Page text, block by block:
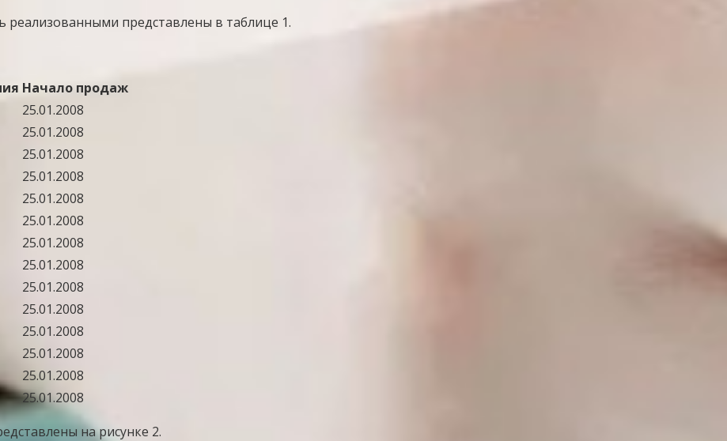
реализованными представлены в таблице 1.
Начало продаж
25.01.2008
25.01.2008
25.01.2008
25.01.2008
25.01.2008
25.01.2008
25.01.2008
25.01.2008
25.01.2008
25.01.2008
25.01.2008
25.01.2008
25.01.2008
25.01.2008
на рисунке 2.